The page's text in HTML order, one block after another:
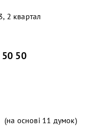
2 квартал
50
(на основі 11 думок)